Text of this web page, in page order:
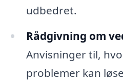
udbedret.
Rådgivning om
Anvisninger til,
problemer kan